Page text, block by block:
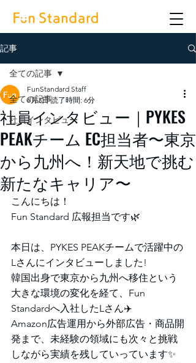
記事
全ての記事
社員インタビュー
全ての記事
社員インタビュー｜PYKES
PEAKチーム EC担当者〜東京
から九州へ！新天地で挑む
新たなキャリア〜
FunStandard Staff
6月3日 読了時間: 6分
こんにちは！
Fun Standard 広報担当です🌿
本日は、PYKES PEAKチームで活躍中の
Lさんにインタビューしました!
韓国出身で東京から九州へ移住という
大きな環境の変化を経て、Fun
Standardへ入社したLさん✈️
Amazon広告運用から外部広告・商品開
発まで、未経験の領域にも次々と挑戦
しながら実績を残していっています✨